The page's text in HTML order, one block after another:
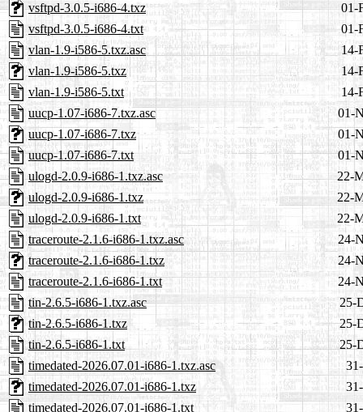
vsftpd-3.0.5-i686-4.txz
01-
vsftpd-3.0.5-i686-4.txt
01-
vlan-1.9-i586-5.txz.asc
14-
vlan-1.9-i586-5.txz
14-
vlan-1.9-i586-5.txt
14-
uucp-1.07-i686-7.txz.asc
01-
uucp-1.07-i686-7.txz
01-
uucp-1.07-i686-7.txt
01-
ulogd-2.0.9-i686-1.txz.asc
22-
ulogd-2.0.9-i686-1.txz
22-
ulogd-2.0.9-i686-1.txt
22-
traceroute-2.1.6-i686-1.txz.asc
24-
traceroute-2.1.6-i686-1.txz
24-
traceroute-2.1.6-i686-1.txt
24-
tin-2.6.5-i686-1.txz.asc
25-
tin-2.6.5-i686-1.txz
25-
tin-2.6.5-i686-1.txt
25-
timedated-2026.07.01-i686-1.txz.asc
timedated-2026.07.01-i686-1.txz
timedated-2026.07.01-i686-1.txt